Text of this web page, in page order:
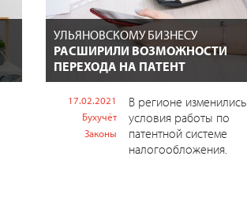
УЛЬЯНОВСКОМУ БИЗНЕСУ
РАСШИРИЛИ ВОЗМОЖНОСТИ
ПЕРЕХОДА НА ПАТЕНТ
17.02.2021
Бухучёт
Законы
В регионе изменились
условия работы по
патентной системе
налогообложения.